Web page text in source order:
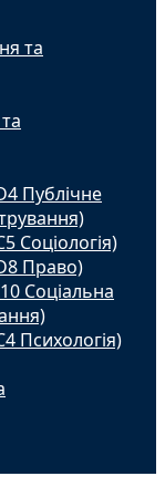
та
Публічне
Соціологія)
Право)
Соціальна
Психологія)